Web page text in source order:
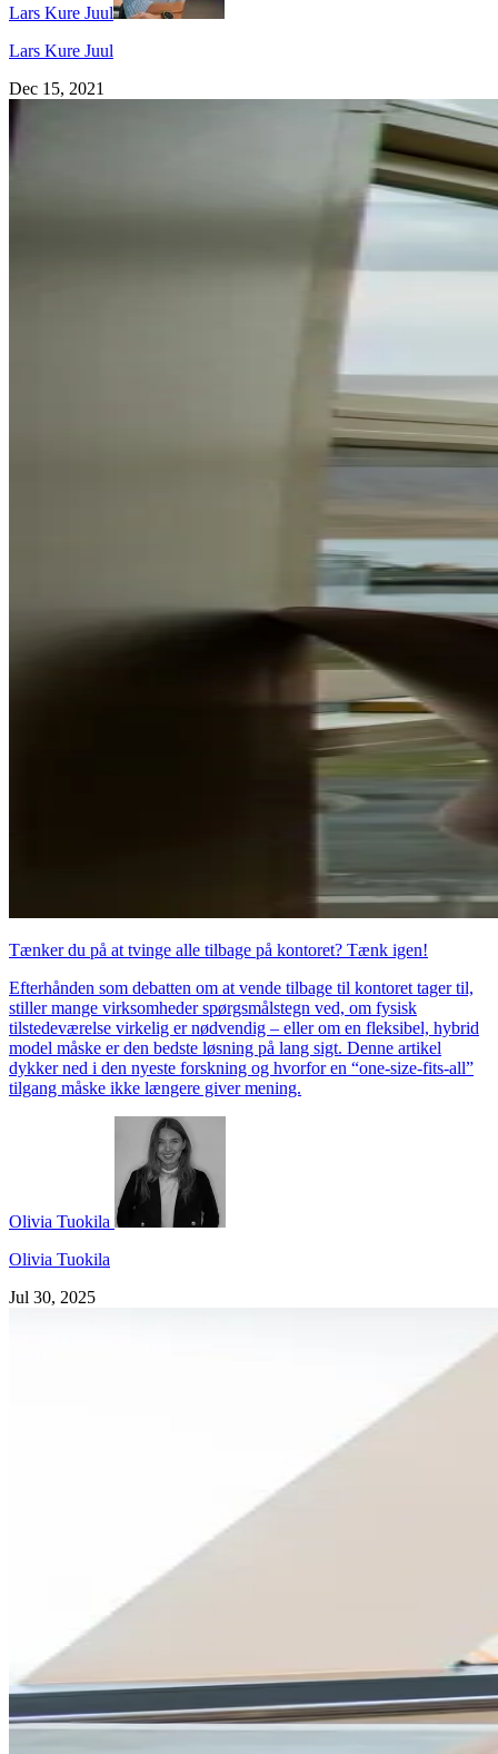
Lars Kure Juul
Lars Kure Juul
Dec 15, 2021
Tænker du på at tvinge alle tilbage på kontoret? Tænk igen!
Efterhånden som debatten om at vende tilbage til kontoret tager til,
stiller mange virksomheder spørgsmålstegn ved, om fysisk
tilstedeværelse virkelig er nødvendig – eller om en fleksibel, hybrid
model måske er den bedste løsning på lang sigt. Denne artikel
dykker ned i den nyeste forskning og hvorfor en “one-size-fits-all”
tilgang måske ikke længere giver mening.
Olivia Tuokila
Olivia Tuokila
Jul 30, 2025